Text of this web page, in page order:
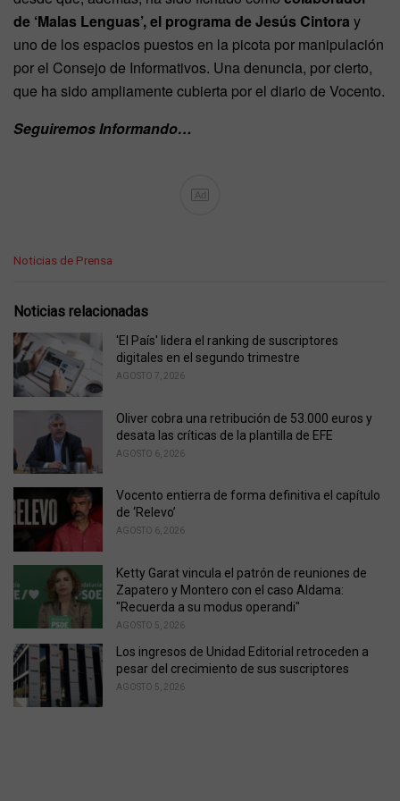
de ‘Malas Lenguas’, el programa de Jesús Cintora y
uno de los espacios puestos en la picota por manipulación
por el Consejo de Informativos. Una denuncia, por cierto,
que ha sido ampliamente cubierta por el diario de Vocento.
Seguiremos Informando…
Ad
C
e
o
r
e
Noticias de Prensa
Noticias relacionadas
'El País' lidera el ranking de suscriptores
digitales en el segundo trimestre
AGOSTO 7, 2026
Oliver cobra una retribución de 53.000 euros y
desata las críticas de la plantilla de EFE
AGOSTO 6, 2026
Vocento entierra de forma definitiva el capítulo
de ‘Relevo’
AGOSTO 6, 2026
Ketty Garat vincula el patrón de reuniones de
Zapatero y Montero con el caso Aldama:
"Recuerda a su modus operandi"
AGOSTO 5, 2026
Los ingresos de Unidad Editorial retroceden a
pesar del crecimiento de sus suscriptores
AGOSTO 5, 2026